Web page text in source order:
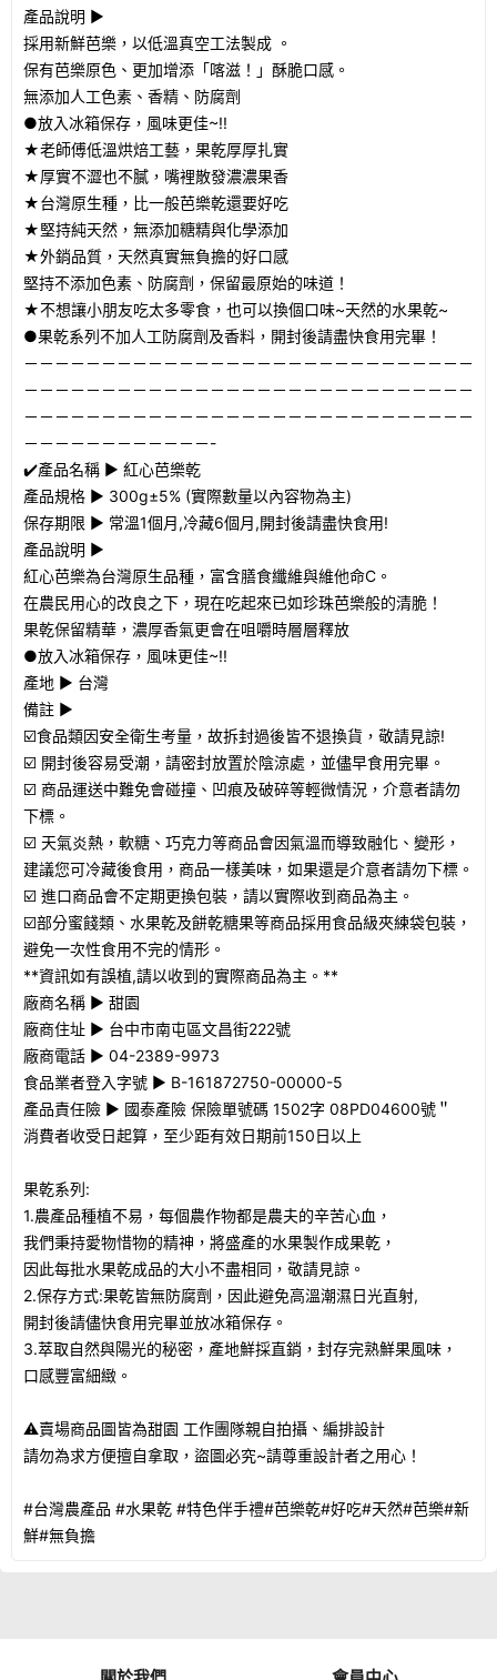
產品說明 ►
採用新鮮芭樂，以低溫真空工法製成 。
保有芭樂原色、更加增添「喀滋！」酥脆口感。
無添加人工色素、香精、防腐劑
●放入冰箱保存，風味更佳~!!
★老師傅低溫烘焙工藝，果乾厚厚扎實
★厚實不澀也不膩，嘴裡散發濃濃果香
★台灣原生種，比一般芭樂乾還要好吃
★堅持純天然，無添加糖精與化學添加
★外銷品質，天然真實無負擔的好口感
堅持不添加色素、防腐劑，保留最原始的味道！
★不想讓小朋友吃太多零食，也可以換個口味~天然的水果乾~
●果乾系列不加人工防腐劑及香料，開封後請盡快食用完畢！
－－－－－－－－－－－－－－－－－－－－－－－－－－－－－
－－－－－－－－－－－－－－－－－－－－－－－－－－－－－
－－－－－－－－－－－－－－－－－－－－－－－－－－－－－
－－－－－－－－－－－－-
✔️產品名稱 ► 紅心芭樂乾
產品規格 ► 300g±5% (實際數量以內容物為主)
保存期限 ► 常溫1個月,冷藏6個月,開封後請盡快食用!
產品說明 ►
紅心芭樂為台灣原生品種，富含膳食纖維與維他命C。
在農民用心的改良之下，現在吃起來已如珍珠芭樂般的清脆！
果乾保留精華，濃厚香氣更會在咀嚼時層層釋放
●放入冰箱保存，風味更佳~!!
產地 ► 台灣
備註 ►
☑️食品類因安全衛生考量，故拆封過後皆不退換貨，敬請見諒!
☑️ 開封後容易受潮，請密封放置於陰涼處，並儘早食用完畢。
☑️ 商品運送中難免會碰撞、凹痕及破碎等輕微情況，介意者請勿
下標。
☑️ 天氣炎熱，軟糖、巧克力等商品會因氣溫而導致融化、變形，
建議您可冷藏後食用，商品一樣美味，如果還是介意者請勿下標。
☑️ 進口商品會不定期更換包裝，請以實際收到商品為主。
☑️部分蜜餞類、水果乾及餅乾糖果等商品採用食品級夾練袋包裝，
避免一次性食用不完的情形。
**資訊如有誤植,請以收到的實際商品為主。**
廠商名稱 ► 甜園
廠商住址 ► 台中市南屯區文昌街222號
廠商電話 ► 04-2389-9973
食品業者登入字號 ► B-161872750-00000-5
產品責任險 ► 國泰產險 保險單號碼 1502字 08PD04600號＂
消費者收受日起算，至少距有效日期前150日以上
果乾系列:
1.農產品種植不易，每個農作物都是農夫的辛苦心血，
我們秉持愛物惜物的精神，將盛產的水果製作成果乾，
因此每批水果乾成品的大小不盡相同，敬請見諒。
2.保存方式:果乾皆無防腐劑，因此避免高溫潮濕日光直射,
開封後請儘快食用完畢並放冰箱保存。
3.萃取自然與陽光的秘密，產地鮮採直銷，封存完熟鮮果風味，
口感豐富細緻。
⚠賣場商品圖皆為甜園 工作團隊親自拍攝、編排設計
請勿為求方便擅自拿取，盜圖必究~請尊重設計者之用心！
#台灣農產品 #水果乾 #特色伴手禮#芭樂乾#好吃#天然#芭樂#新
鮮#無負擔